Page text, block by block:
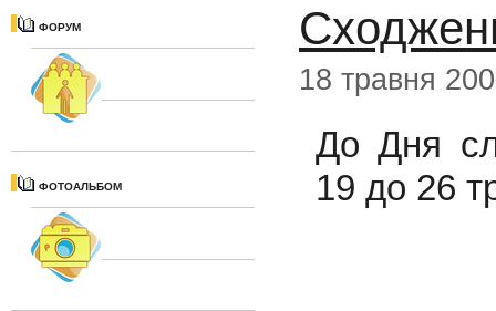
ФОРУМ
ФОТОАЛЬБОМ
18 травня
До Дня
19 до 26